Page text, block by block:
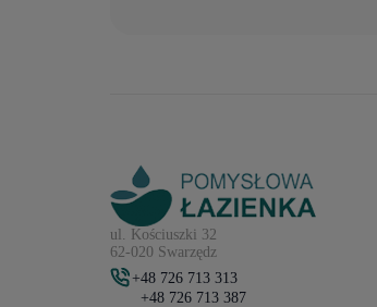
ul. Kościuszki 32
62-020 Swarzędz
+48 726 713 313
+48 726 713 387